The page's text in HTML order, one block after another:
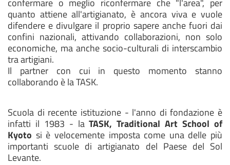
confermare o meglio riconfermare che "l'area", per
quanto attiene all'artigianato, è ancora viva e vuole
difendere e divulgare il proprio sapere anche fuori dai
confini nazionali, attivando collaborazioni, non solo
economiche, ma anche socio-culturali di interscambio
tra artigiani.
Il partner con cui in questo momento stanno
collaborando è la TASK.
Scuola di recente istituzione - l'anno di fondazione è
infatti il 1983 - laTASK, Traditional Art School of
Kyoto si è velocemente imposta come una delle più
importanti scuole di artigianato del Paese del Sol
Levante.